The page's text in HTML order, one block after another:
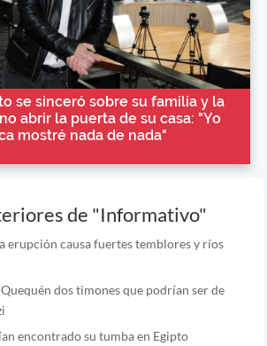
se sinceró sobre su familia y la
abrir la puerta de su casa: "Yo
mostré nada de nada"
de "Informativo"
erupción causa fuertes temblores y ríos
dos timones que podrían ser de
encontrado su tumba en Egipto